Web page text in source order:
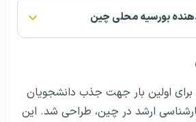
بورسیه محلی چین
برای اولین بار جهت جذب دانشجویان
ارشد در چین، طراحی شد. این